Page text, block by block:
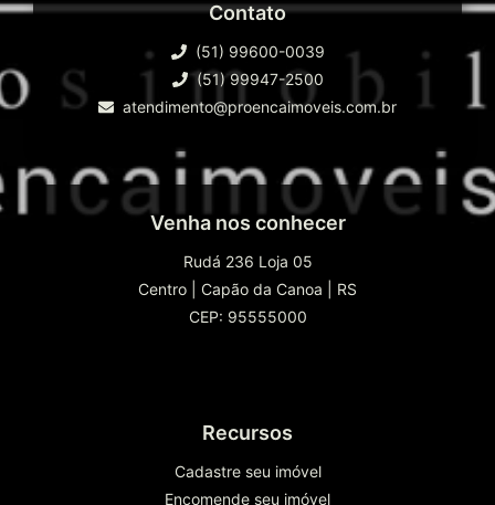
Contato
(51) 99600-0039
(51) 99947-2500
atendimento@proencaimoveis.com.br
Venha nos conhecer
Rudá 236 Loja 05
Centro
Capão da Canoa
RS
CEP: 95555000
Recursos
Cadastre seu imóvel
Encomende seu imóvel